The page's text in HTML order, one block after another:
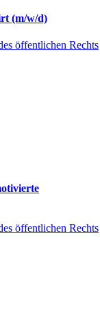
(m/w/d)
öffentlichen Rechts
öffentlichen Rechts